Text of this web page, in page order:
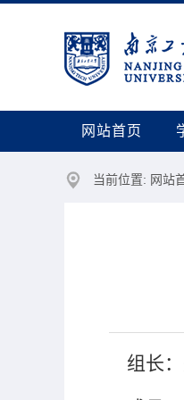
网站首页
当前位置: 网站
组长